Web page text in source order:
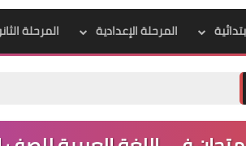
المرحلة الإعدادية المرحلة